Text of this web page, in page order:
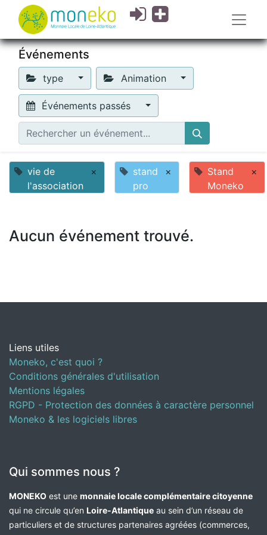
Événements
type Animation
Événements passés
vie de
l'association
×
stand
pro
×
Stand
Moneko
×
Aucun événement trouvé.
Liens utiles
Moneko, c'est quoi ?
Conditions générales d'utilisation
Mentions légales
RGPD - Protection des données à caractère personnel
Moneko & les logiciels libres
Qui sommes nous ?
MONEKO est une monnaie locale complémentaire citoyenne
qui ne circule qu’en Loire-Atlantique au sein d’un réseau de
particuliers et de structures partenaires agréées (commerces,